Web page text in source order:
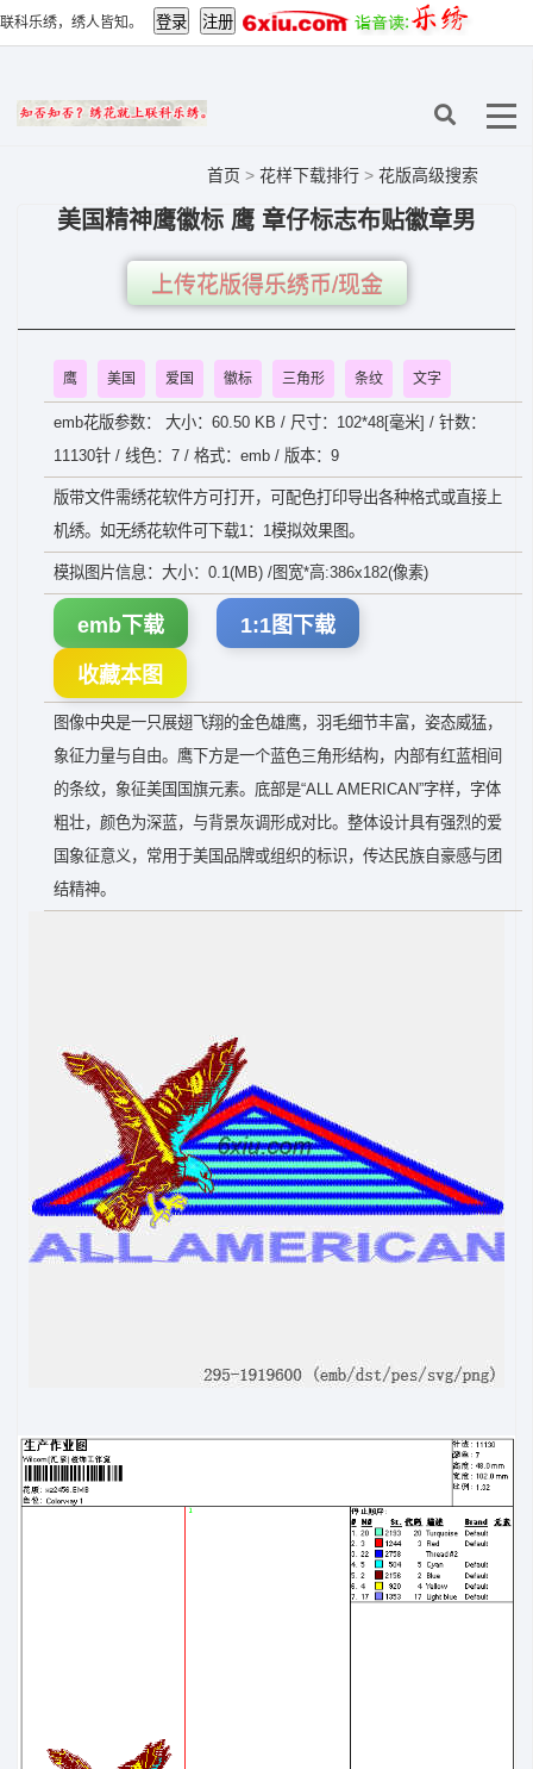
联科乐绣，绣人皆知。
首页 > 花样下载排行 > 花版高级搜索
美国精神鹰徽标 鹰 章仔标志布贴徽章男
上传花版得乐绣币/现金
鹰 美国 爱国 徽标 三角形 条纹 文字
emb花版参数： 大小：60.50 KB / 尺寸：102*48[毫米] / 针数：
11130针 / 线色：7 / 格式：emb / 版本：9
版带文件需绣花软件方可打开，可配色打印导出各种格式或直接上
机绣。如无绣花软件可下载1：1模拟效果图。
模拟图片信息：大小：0.1(MB) /图宽*高:386x182(像素)
emb下载 1:1图下载
收藏本图
图像中央是一只展翅飞翔的金色雄鹰，羽毛细节丰富，姿态威猛，
象征力量与自由。鹰下方是一个蓝色三角形结构，内部有红蓝相间
的条纹，象征美国国旗元素。底部是“ALL AMERICAN”字样，字体
粗壮，颜色为深蓝，与背景灰调形成对比。整体设计具有强烈的爱
国象征意义，常用于美国品牌或组织的标识，传达民族自豪感与团
结精神。